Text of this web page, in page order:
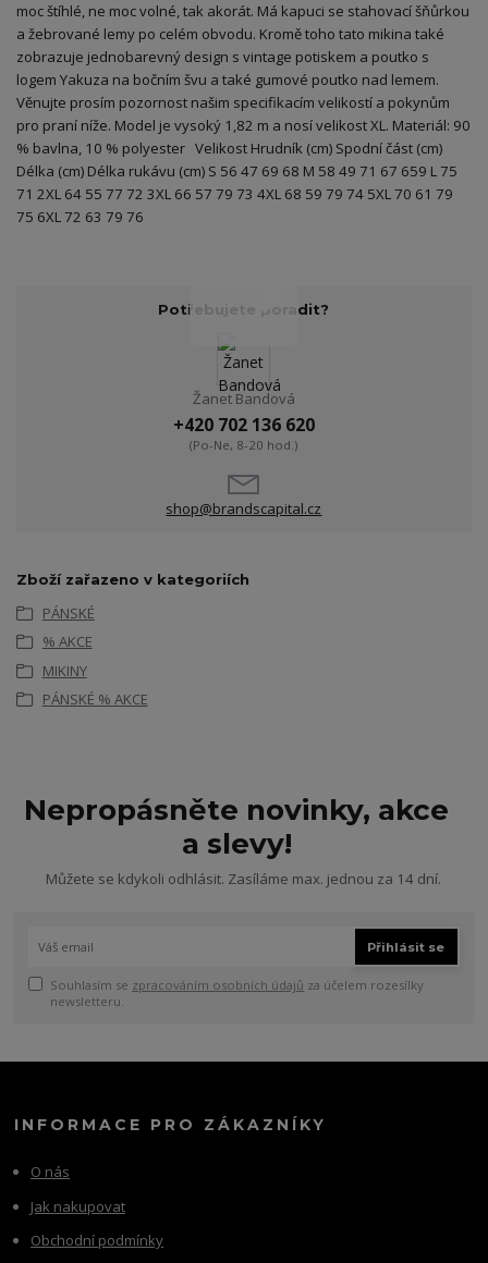
moc štíhlé, ne moc volné, tak akorát. Má kapuci se stahovací šňůrkou
a žebrované lemy po celém obvodu. Kromě toho tato mikina také
zobrazuje jednobarevný design s vintage potiskem a poutko s
logem Yakuza na bočním švu a také gumové poutko nad lemem.
Věnujte prosím pozornost našim specifikacím velikostí a pokynům
pro praní níže. Model je vysoký 1,82 m a nosí velikost XL. Materiál: 90
% bavlna, 10 % polyester Velikost Hrudník (cm) Spodní část (cm)
Délka (cm) Délka rukávu (cm) S 56 47 69 68 M 58 49 71 67 659 L 75
71 2XL 64 55 77 72 3XL 66 57 79 73 4XL 68 59 79 74 5XL 70 61 79
75 6XL 72 63 79 76
Potřebujete poradit?
Žanet Bandová
+420 702 136 620
(Po-Ne, 8-20 hod.)
shop@brandscapital.cz
Zboží zařazeno v kategoriích
PÁNSKÉ
% AKCE
MIKINY
PÁNSKÉ % AKCE
Nepropásněte novinky, akce
a slevy!
Můžete se kdykoli odhlásit. Zasíláme max. jednou za 14 dní.
Přihlásit se
Souhlasím se zpracováním osobních údajů za účelem rozesílky
newsletteru.
INFORMACE PRO ZÁKAZNÍKY
O nás
Jak nakupovat
Obchodní podmínky